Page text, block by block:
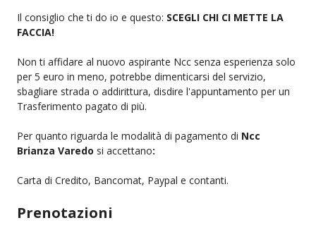
Il consiglio che ti do io e questo: SCEGLI CHI CI METTE LA
FACCIA!
Non ti affidare al nuovo aspirante Ncc senza esperienza solo
per 5 euro in meno, potrebbe dimenticarsi del servizio,
sbagliare strada o addirittura, disdire l'appuntamento per un
Trasferimento pagato di più.
Per quanto riguarda le modalità di pagamento di Ncc
Brianza Varedo si accettano:
Carta di Credito, Bancomat, Paypal e contanti.
Prenotazioni